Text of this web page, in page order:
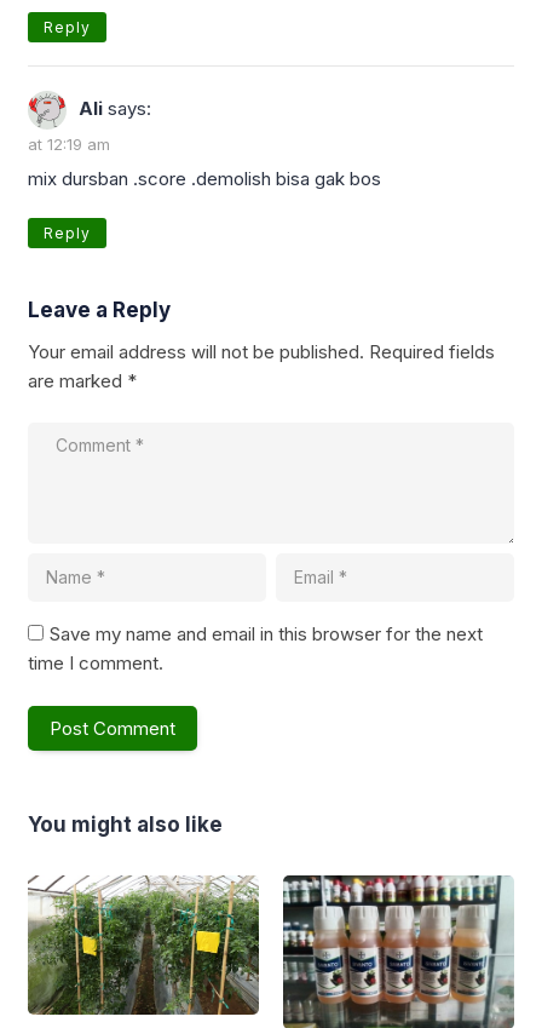
Reply
Ali says:
at 12:19 am
mix dursban .score .demolish bisa gak bos
Reply
Leave a Reply
Your email address will not be published. Required fields
are marked *
Save my name and email in this browser for the next
time I comment.
You might also like